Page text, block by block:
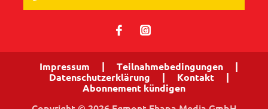
𝖿 📷
Impressum Teilnahmebedingungen
Datenschutzerklärung
Kontakt
Abonnement kündigen